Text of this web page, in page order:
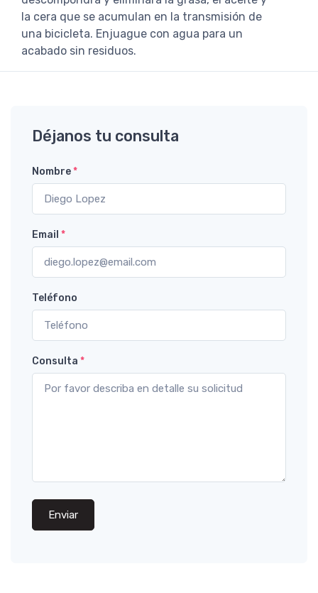
la cera que se acumulan en la transmisión de
una bicicleta. Enjuague con agua para un
acabado sin residuos.
Déjanos tu consulta
Nombre*
Email *
Teléfono
Consulta *
Enviar